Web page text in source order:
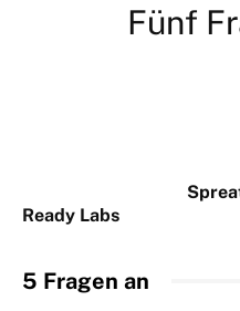
Fünf
Ready Labs
5 Fragen an